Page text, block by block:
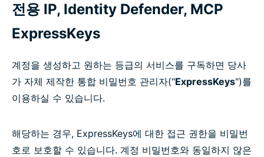
전용 IP, Identity Defender, MCP
ExpressKeys
계정을 생성하고 원하는 등급의 서비스를 구독하면 당사
가 자체 제작한 통합 비밀번호 관리자("ExpressKeys")를
이용하실 수 있습니다.
해당하는 경우, ExpressKeys에 대한 접근 권한을 비밀번
호로 보호할 수 있습니다. 계정 비밀번호와 동일하지 않은